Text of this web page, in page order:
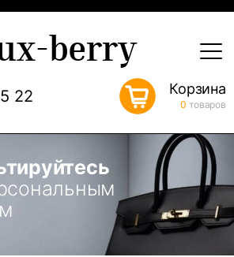
22
berry
Корзина
0 товаров